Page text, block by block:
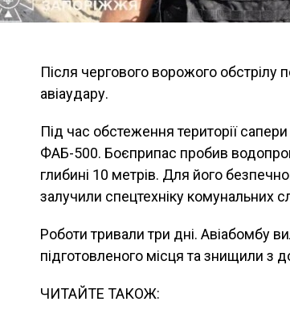
Після чергового ворожого обстрілу
авіаудару.
Під час обстеження території
ФАБ-500. Боєприпас пробив
глибині 10 метрів. Для його
залучили спецтехніку комунальних
Роботи тривали три дні. Авіабомбу
підготовленого місця та знищили з
ЧИТАЙТЕ ТАКОЖ: